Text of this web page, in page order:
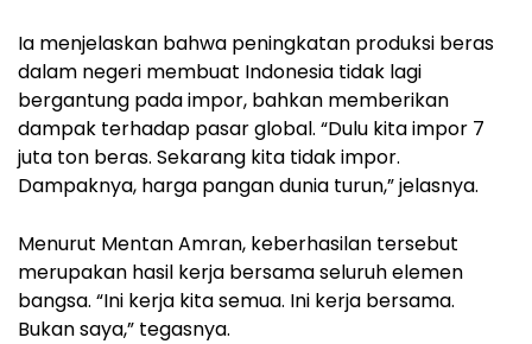
Ia menjelaskan bahwa peningkatan produksi beras
dalam negeri membuat Indonesia tidak lagi
bergantung pada impor, bahkan memberikan
dampak terhadap pasar global. “Dulu kita impor 7
juta ton beras. Sekarang kita tidak impor.
Dampaknya, harga pangan dunia turun,” jelasnya.
Menurut Mentan Amran, keberhasilan tersebut
merupakan hasil kerja bersama seluruh elemen
bangsa. “Ini kerja kita semua. Ini kerja bersama.
Bukan saya,” tegasnya.